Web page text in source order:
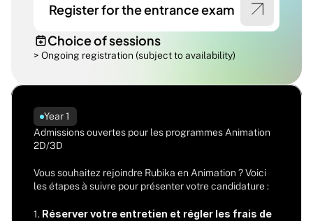
Register for the entrance exam
Choice of sessions
> Ongoing registration (subject to availability)
Year 1
Admissions ouvertes pour les programmes Animation
2D/3D
Vous souhaitez rejoindre Rubika en Animation ? Voici
les étapes à suivre pour présenter votre candidature :
1. Réserver votre entretien et régler les frais de